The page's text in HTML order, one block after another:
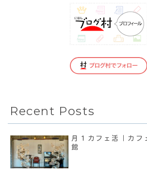
Recent Posts
月１カフェ活｜カフ
館